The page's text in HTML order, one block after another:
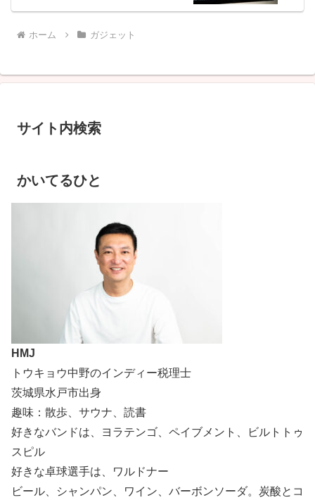
ホーム ガジェット
サイト内検索
かいてるひと
HMJ
トウキョウ中野のインディー税理士
茨城県水戸市出身
趣味：散歩、サウナ、読書
好きなバンドは、ヨラテンゴ、ペイブメント、ビルトトゥ
スピル
好きな卓球選手は、ワルドナー
ビール、シャンパン、ワイン、バーボンソーダ。炭酸とコ